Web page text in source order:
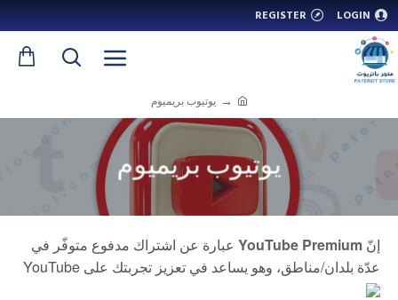
LOGIN
REGISTER
يوتيوب بريميوم
يوتيوب بريميوم
إنّ YouTube Premium عبارة عن اشتراك مدفوع متوفّر في
عدّة بلدان/مناطق، وهو يساعد في تعزيز تجربتك على YouTube
وتطبيقاته الأخرى.